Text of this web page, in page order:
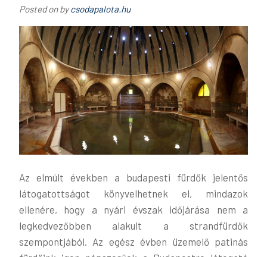
Posted onbycsodapalota.hu
Az elmúlt években a budapesti fürdők jelentős
látogatottságot könyvelhetnek el, mindazok
ellenére, hogy a nyári évszak időjárása nem a
legkedvezőbben alakult a strandfürdők
szempontjából. Az egész évben üzemelő patinás